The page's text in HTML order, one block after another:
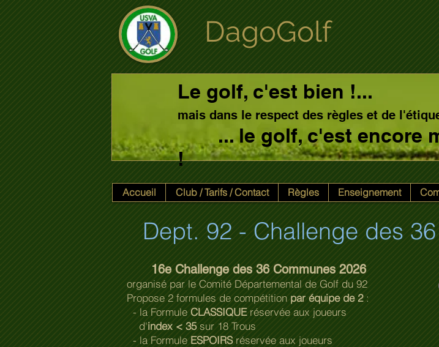
DagoGolf
Le golf, c'est bien !...
mais dans le respect des règles et de
... le golf, c'est encore
!
Accueil Club / Tarifs / Contact Règles Enseignement
Dept. 92 - Challenge des
16e Challenge des 36 Communes 2026
organisé par le Comité Départemental de Golf du 92
Propose 2 formules de compétitionpar équipe de 2:
- la FormuleCLASSIQUEréservée aux joueurs
d'index < 35sur 18 Trous
- la FormuleESPOIRSréservée aux joueurs